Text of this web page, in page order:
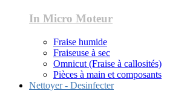
In Micro Moteur
Fraise humide
Fraiseuse à sec
Omnicut (Fraise à callosités)
Pièces à main et composants
Nettoyer - Desinfecter